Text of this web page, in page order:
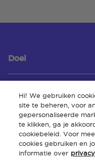
Doel
Klantenservice
Over
Hi! We gebruiken
site te beheren, voor
gepersonaliseerde
te klikken, ga je
cookiebeleid. Voor
cookies gebruiken en
informatie over